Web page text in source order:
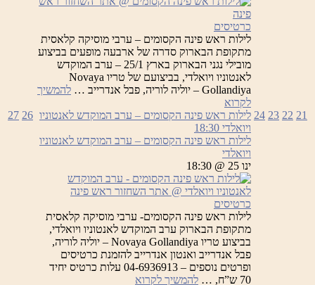
21
22
23
24
כרטיסים
לילות ראש פינה הקסומים – ערבי מוסיקה קלאסית
מתקופת הבארוק סדרה של ארבעה מופעים בביצוע
מובילי נגני הבארוק בארץ 25/1 – ערב המוקדש
לאנטוניו ויואלדי, בביצועם של טריו Novaya
Gollandiya – יוליה לוריה, פבל אנדרייב …
להמשיך
לקרוא
ראש
פינה
הקסומים
לילות ראש פינה הקסומים – ערב המוקדש לאנטוניו
ויואלדי 18:30
לילות ראש פינה הקסומים – ערב המוקדש לאנטוניו
ויואלדי
ינו 25 @ 18:30
כרטיסים
לילות ראש פינה הקסומים- ערבי מוסיקה קלאסית
מתקופת הבארוק ערב המוקדש לאנטוניו ויואלדי,
בביצוע טריו Novaya Gollandiya – יוליה לוריה,
פבל אנדרייב ואנטון אנדרייב להזמנת כרטיסים
ופרטים נוספים – 04-6936913 עלות כרטיס יחיד
70 ש”ח, …
להמשיך לקרוא
26
27